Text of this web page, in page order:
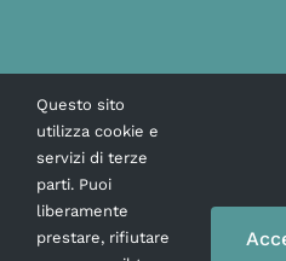
Questo sito
utilizza cookie e
servizi di terze
parti. Puoi
liberamente
prestare, rifiutare